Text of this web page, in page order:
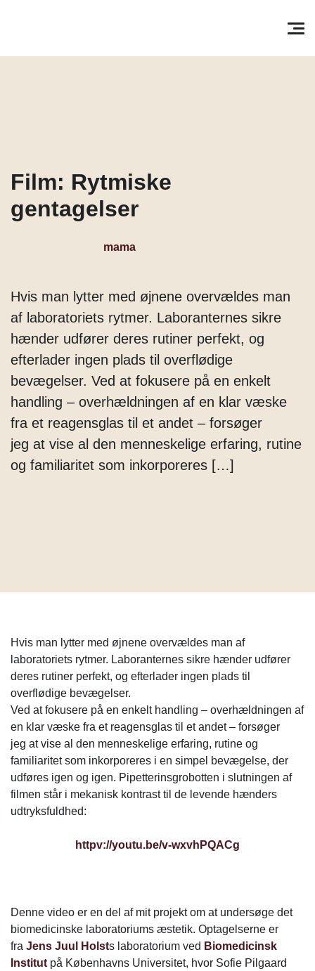
Film: Rytmiske
gentagelser
mama
Hvis man lytter med øjnene overvældes man
af laboratoriets rytmer. Laboranternes sikre
hænder udfører deres rutiner perfekt, og
efterlader ingen plads til overflødige
bevægelser. Ved at fokusere på en enkelt
handling – overhældningen af en klar væske
fra et reagensglas til et andet – forsøger
jeg at vise al den menneskelige erfaring, rutine
og familiaritet som inkorporeres […]
Hvis man lytter med øjnene overvældes man af
laboratoriets rytmer. Laboranternes sikre hænder udfører
deres rutiner perfekt, og efterlader ingen plads til
overflødige bevægelser.
Ved at fokusere på en enkelt handling – overhældningen af
en klar væske fra et reagensglas til et andet – forsøger
jeg at vise al den menneskelige erfaring, rutine og
familiaritet som inkorporeres i en simpel bevægelse, der
udføres igen og igen. Pipetterinsgrobotten i slutningen af
filmen står i mekanisk kontrast til de levende hænders
udtryksfuldhed:
httpv://youtu.be/v-wxvhPQACg
Denne video er en del af mit projekt om at undersøge det
biomedicinske laboratoriums æstetik. Optagelserne er
fra Jens Juul Holsts laboratorium ved Biomedicinsk
Institut på Københavns Universitet, hvor Sofie Pilgaard